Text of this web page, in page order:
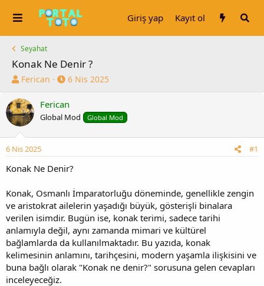
Giriş yap Kayıt ol
Seyahat
Konak Ne Denir ?
K
n
u
y
u
b
ş
a
a
n
Ferican
B
ş
a
ç
a
r
i
h
i
6 Nis 2025
Ferican
Global Mod Global Mod
6 Nis 2025 #1
Konak Ne Denir?
Konak, Osmanlı İmparatorluğu döneminde, genellikle zengin
ve aristokrat ailelerin yaşadığı büyük, gösterişli binalara
verilen isimdir. Bugün ise, konak terimi, sadece tarihi
anlamıyla değil, aynı zamanda mimari ve kültürel
bağlamlarda da kullanılmaktadır. Bu yazıda, konak
kelimesinin anlamını, tarihçesini, modern yaşamla ilişkisini ve
buna bağlı olarak "Konak ne denir?" sorusuna gelen cevapları
inceleyeceğiz.